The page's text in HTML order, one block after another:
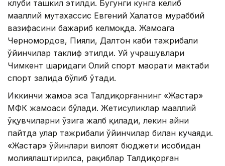
клуби ташкил этилди. Бугунги кунга келиб
маҳаллий мутахассис Евгений Халатов мураббий
вазифасини бажариб келмоқда. Жамоага
Черномордов, Пияли, Далтон каби тажрибали
ўйинчилар таклиф этилди. Уй учрашувлари
Чимкент шаҳридаги Олий спорт маҳорати мактаби
спорт залида бўлиб ўтади.
Иккинчи жамоа эса Талдиқорғаннинг «Жастар»
МФК жамоаси бўлади. Жетисуликлар маҳаллий
ўқувчиларни ўзига жалб қилади, лекин айни
пайтда улар тажрибали ўйинчилар билан кучаяди.
«Жастар» ўйинлари вилоят бюджети ҳисобидан
молиялаштирилса, рақиблар Талдиқорған